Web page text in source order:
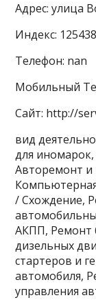
Адрес: улица
Индекс:
Телефон: nan
Мобильный
Сайт: http://
вид
для
Авторемонт и
/ Схождение,
АКПП, Ремонт
дизельных
стартеров и
автомобиля,
управления